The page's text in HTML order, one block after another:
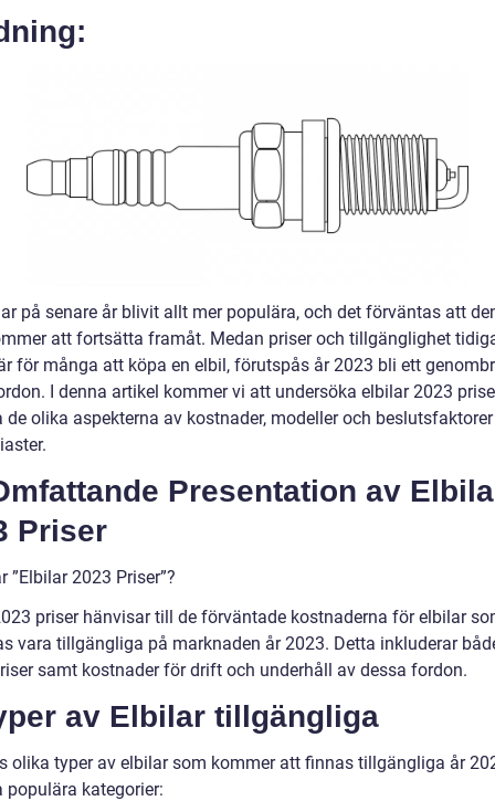
på senare år blivit allt mer populära, och det förväntas att
att fortsätta framåt. Medan priser och tillgänglighet
för många att köpa en elbil, förutspås år 2023 bli ett
I denna artikel kommer vi att undersöka elbilar 2023
de olika aspekterna av kostnader, modeller och
Presentation av
Priser
”Elbilar 2023 Priser”?
priser hänvisar till de förväntade kostnaderna för elbilar
vara tillgängliga på marknaden år 2023. Detta inkluderar
samt kostnader för drift och underhåll av dessa fordon.
av Elbilar tillgängliga
olika typer av elbilar som kommer att finnas tillgängliga år
populära kategorier: